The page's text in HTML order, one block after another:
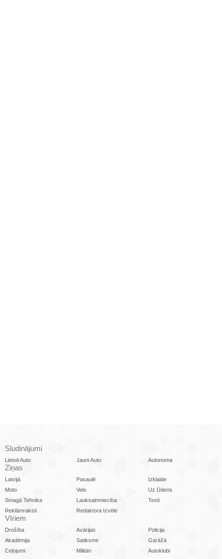
Sludinājumi
Lietoti Auto Jauni Auto Autonoma
Ziņas
Latvijā Pasaulē
Izklaide
Moto
Velo
Uz Ūdens
Smagā Tehnika
Lauksaimniecība
Testi
Reklāmraksti
Redaktora Izvēle
Vīriem
Drošība Avārijas
Policija
Akadēmija
Satiksme
Garāžā
Ceļojumi
Militāri
Autoklubi